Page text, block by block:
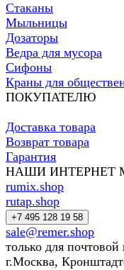
Стаканы
Мыльницы
Дозаторы
Ведра для мусора
Сифоны
Краны для
ПОКУПАТЕЛЮ
Доставка товара
Возврат товара
Гарантия
НАШИ ИНТЕРНЕТ
rumix.shop
rutap.shop
+7 495 128 19 58
sale@remer.shop
только для
г.Москва,